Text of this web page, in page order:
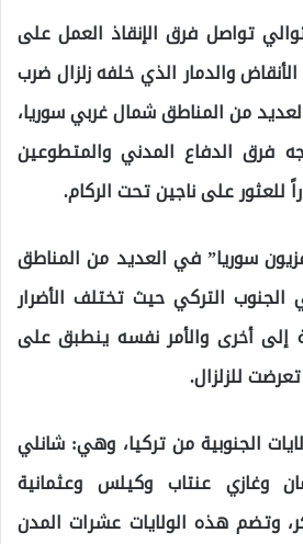
تواصل فرق الإنقاذ العمل على
والدمار الذي خلفه زلزال ضرب
من المناطق شمال غربي سوريا،
الدفاع المدني والمتطوعين
للعثور على ناجين تحت الركام.
سوريا” في العديد من المناطق
الجنوب التركي حيث تختلف الأضرار
إلى أخرى والأمر نفسه ينطبق على
للزلزال.
الجنوبية من تركيا، وهي: شانلي
وغازي عنتاب وكيلس وعثمانية
وتضم هذه الولايات عشرات المدن